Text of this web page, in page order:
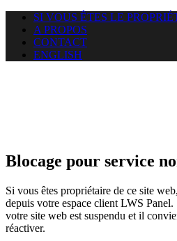
SI VOUS ÊTES LE
A PROPOS
CONTACT
ENGLISH
Blocage pour service
Si vous êtes propriétaire de ce site
depuis votre espace client LWS Panel.
votre site web est suspendu et il
réactiver.